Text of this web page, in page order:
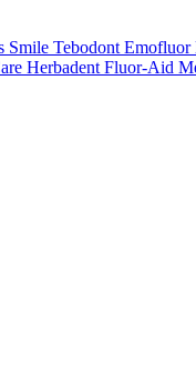
Smile Tebodont Emofluor
Herbadent Fluor-Aid